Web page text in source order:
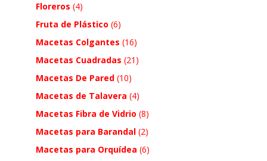
Floreros (4)
Fruta de Plástico (6)
Macetas Colgantes (16)
Macetas Cuadradas (21)
Macetas De Pared (10)
Macetas de Talavera (4)
Macetas Fibra de Vidrio (8)
Macetas para Barandal (2)
Macetas para Orquídea (6)